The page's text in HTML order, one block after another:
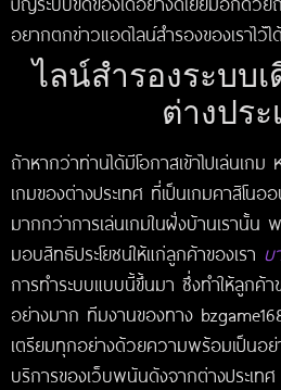
อยากตกข่าวแอดไลน์สำรองของเราไว้ไ
ไลน์สำรองระบบเ
ต่างประ
ถ้าหากว่าท่านได้มีโอกาสเข้าไปเล่นเกม
เกมของต่างประเทศ ที่เป็นเกมคาสิโน
มากกว่าการเล่นเกมในฝั่งบ้านเรานั้น
มอบสิทธิประโยชน์ให้แก่ลูกค้าของเรา บ
การทำระบบแบบนี้ขึ้นมา ซึ่งทำให้ลูกค้
อย่างมาก ทีมงานของทาง
เตรียมทุกอย่างด้วยความพร้อมเป็นอย่
บริการของเว็บพนันดังจากต่างประเทศ